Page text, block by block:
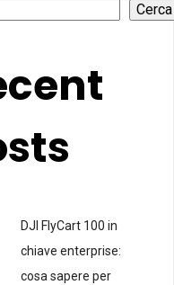
Cerca
DJI FlyCart 100 in
chiave enterprise:
cosa sapere per